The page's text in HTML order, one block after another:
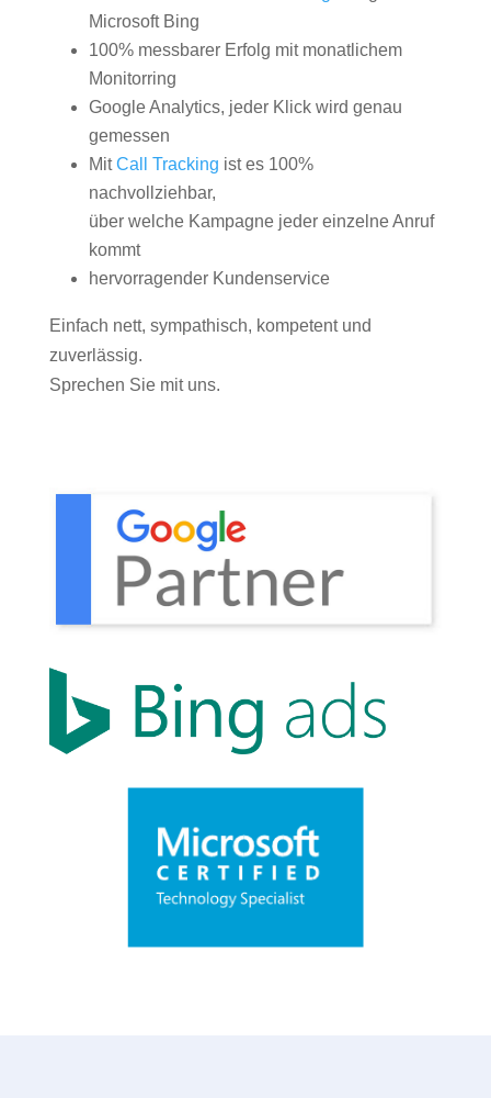
Microsoft Bing
100% messbarer Erfolg mit monatlichem
Monitorring
Google Analytics, jeder Klick wird genau
gemessen
MitCall Tracking ist es 100%
nachvollziehbar,
über welche Kampagne jeder einzelne Anruf
kommt
hervorragender Kundenservice
Einfach nett, sympathisch, kompetent und
zuverlässig.
Sprechen Sie mit uns.